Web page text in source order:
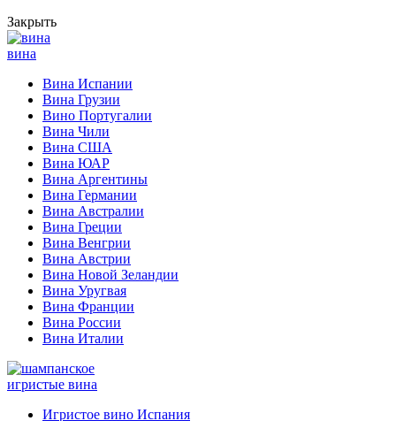
Закрыть
вина
Вина Испании
Вина Грузии
Вино Португалии
Вина Чили
Вина США
Вина ЮАР
Вина Аргентины
Вина Германии
Вина Австралии
Вина Греции
Вина Венгрии
Вина Австрии
Вина Новой Зеландии
Вина Уругвая
Вина Франции
Вина России
Вина Италии
игристые вина
Игристое вино Испания